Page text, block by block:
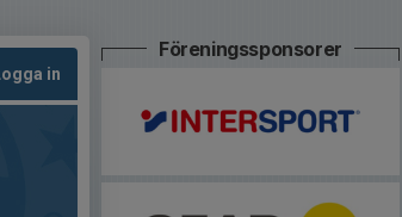
in
Föreningssponsorer